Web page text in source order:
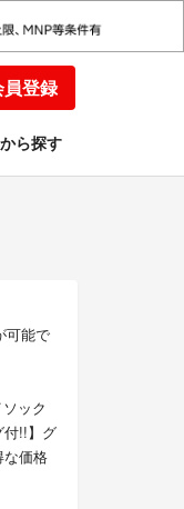
員登録
ら探す
可能で
ック
!!】グ
な価格